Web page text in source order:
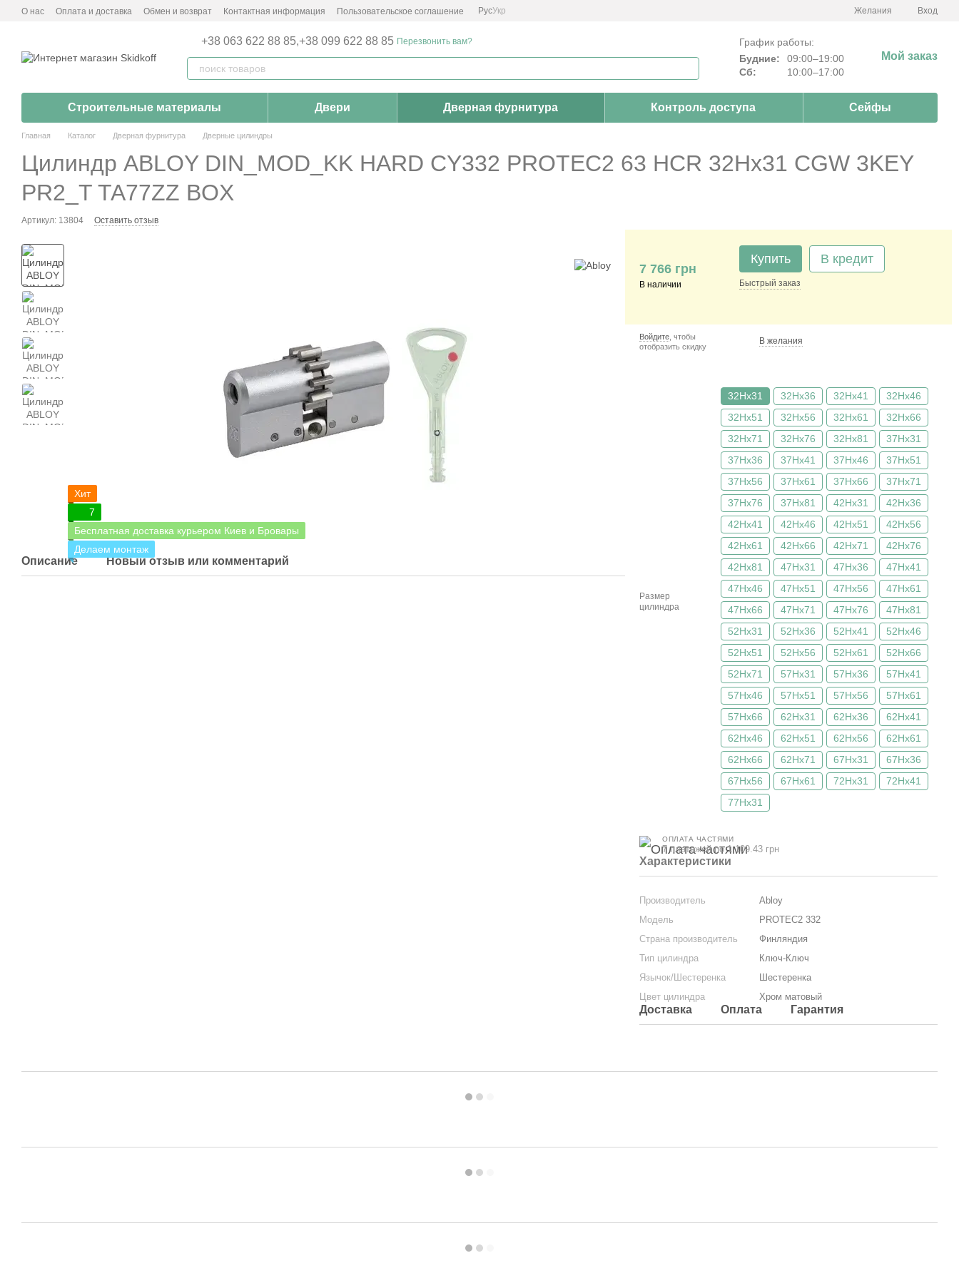
Перейти к основному контенту
О нас Оплата и доставка Обмен и возврат Контактная информация Пользовательское соглашение РусУкр Желания Вход
+38 063 622 88 85,+38 099 622 88 85 Перезвонить вам?
График работы:
Будние:
09:00–19:00
Сб:
10:00–17:00
Мой заказ
Строительные материалы Двери Дверная фурнитура Контроль доступа Сейфы
Главная Каталог Дверная фурнитура Дверные цилиндры
Цилиндр ABLOY DIN_MOD_KK HARD CY332 PROTEC2 63 HCR 32Hx31 CGW 3KEY
PR2_T TA77ZZ BOX
Артикул: 13804 Оставить отзыв
Хит
7
Бесплатная доставка курьером Киев и Бровары
Делаем монтаж
Описание Новый отзыв или комментарий
7 766 грн
В наличии
Купить В кредит
Быстрый заказ
Войдите , чтобы
отобразить скидку
В желания
Размер
цилиндра
32Hx31 32Hx36 32Hx41
32Hx46
32Hx51
32Hx56 32Hx61
32Hx66
32Hx71
32Hx76 32Hx81
37Hx31
37Hx36
37Hx41 37Hx46
37Hx51
37Hx56
37Hx61 37Hx66
37Hx71
37Hx76
37Hx81 42Hx31
42Hx36
42Hx41
42Hx46 42Hx51
42Hx56
42Hx61
42Hx66 42Hx71
42Hx76
42Hx81
47Hx31 47Hx36
47Hx41
47Hx46
47Hx51 47Hx56
47Hx61
47Hx66
47Hx71 47Hx76
47Hx81
52Hx31
52Hx36 52Hx41
52Hx46
52Hx51
52Hx56 52Hx61
52Hx66
52Hx71
57Hx31 57Hx36
57Hx41
57Hx46
57Hx51 57Hx56
57Hx61
57Hx66
62Hx31 62Hx36
62Hx41
62Hx46
62Hx51 62Hx56
62Hx61
62Hx66
62Hx71 67Hx31
67Hx36
67Hx56
67Hx61 72Hx31
72Hx41
77Hx31
ОПЛАТА ЧАСТЯМИ
7 платежей по 1 109.43 грн
Характеристики
Производитель
Abloy
Модель
PROTEC2 332
Страна производитель
Финляндия
Тип цилиндра
Ключ-Ключ
Язычок/Шестеренка
Шестеренка
Цвет цилиндра
Хром матовый
Доставка Оплата Гарантия